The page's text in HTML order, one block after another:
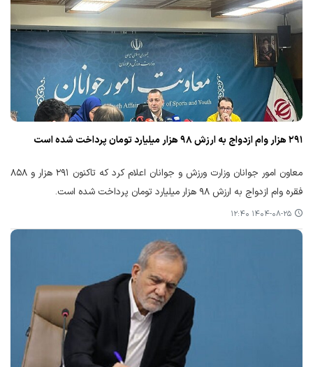
۲۹۱ هزار وام ازدواج به ارزش ۹۸ هزار میلیارد تومان پرداخت شده است
معاون امور جوانان وزارت ورزش و جوانان اعلام کرد که تاکنون ۲۹۱ هزار و ۸۵۸
فقره وام ازدواج به ارزش ۹۸ هزار میلیارد تومان پرداخت شده است.
۱۴۰۴-۰۸-۲۵ ۱۲:۴۰